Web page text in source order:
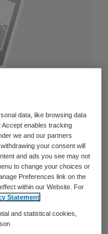
feit. De leden
in grote
met
data, like browsing data
Accept enables tracking
we and our partners
your consent will
and ads you see may not
to change your choices or
Preferences link on the
within our Website. For
Statement
and statistical cookies,